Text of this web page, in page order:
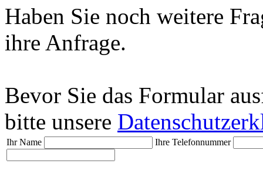
Haben Sie noch weitere
ihre Anfrage.
Bevor Sie das Formular
bitte unsere
Ihr Name Ihre Telefonnummer